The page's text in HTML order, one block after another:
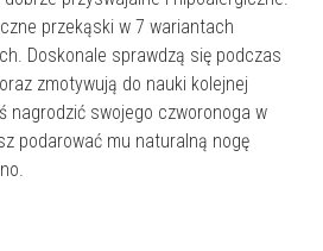
przekąski w 7 wariantach
Doskonale sprawdzą się podczas
zmotywują do nauki kolejnej
nagrodzić swojego czworonoga w
podarować mu naturalną nogę